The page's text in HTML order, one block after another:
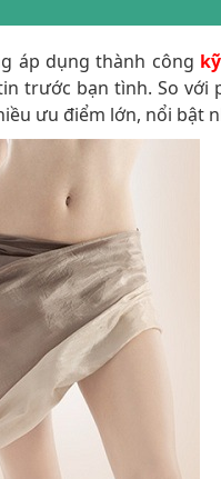
áp dụng thành công
trước bạn tình. So với
ưu điểm lớn, nổi bật